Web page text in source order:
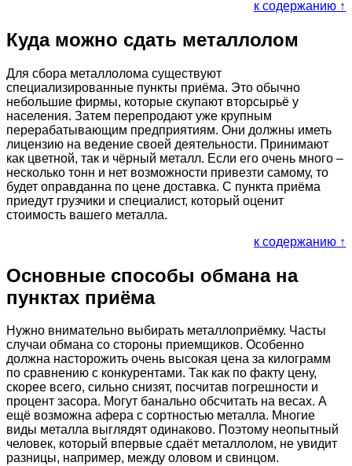
к содержанию ↑
Куда можно сдать металлолом
Для сбора металлолома существуют
специализированные пункты приёма. Это обычно
небольшие фирмы, которые скупают вторсырьё у
населения. Затем перепродают уже крупным
перерабатывающим предприятиям. Они должны иметь
лицензию на ведение своей деятельности. Принимают
как цветной, так и чёрный металл. Если его очень много –
несколько тонн и нет возможности привезти самому, то
будет оправданна по цене доставка. С пункта приёма
приедут грузчики и специалист, который оценит
стоимость вашего металла.
к содержанию ↑
Основные способы обмана на
пунктах приёма
Нужно внимательно выбирать металлоприёмку. Часты
случаи обмана со стороны приемщиков. Особенно
должна насторожить очень высокая цена за килограмм
по сравнению с конкурентами. Так как по факту цену,
скорее всего, сильно снизят, посчитав погрешности и
процент засора. Могут банально обсчитать на весах. А
ещё возможна афера с сортностью металла. Многие
виды металла выглядят одинаково. Поэтому неопытный
человек, который впервые сдаёт металлолом, не увидит
разницы, например, между оловом и свинцом.